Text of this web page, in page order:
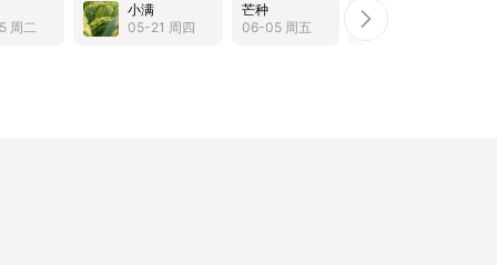
周二
小满
05-21 周四
芒种
06-05 周五
夏至
06-21 周日